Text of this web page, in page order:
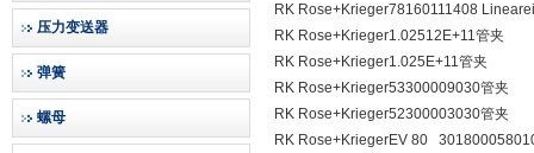
压力变送器
弹簧
螺母
RK Rose+Krieger78160111408
RK Rose+Krieger1.02512E+11管夹
RK Rose+Krieger1.025E+11管夹
RK Rose+Krieger53300009030管夹
RK Rose+Krieger52300003030管夹
RK Rose+KriegerEV 80